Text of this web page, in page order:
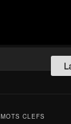
MOTS CLEFS